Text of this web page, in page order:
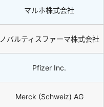
マルホ株式会社
ノバルティスファーマ株式会社
Pfizer Inc.
Merck (Schweiz) AG